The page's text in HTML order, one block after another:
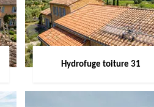
Hydrofuge toiture 31